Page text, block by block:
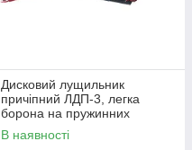
Дисковий лущильник
причіпний ЛДП-3, легка
борона на пружинних
вібростойках, до трактора
МТЗ, ширина 3 м
В наявності